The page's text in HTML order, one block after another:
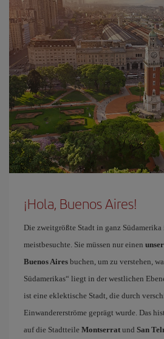
¡Hola, Buenos Aires!
Die zweitgrößte Stadt in ganz Südamerika
meistbesuchte. Sie müssen nur einen
Buenos Aires buchen, um zu verstehen,
Südamerikas“ liegt in der westlichen
ist eine eklektische Stadt, die durch
Einwandererströme geprägt wurde. Das
auf die Stadtteile Montserrat und San